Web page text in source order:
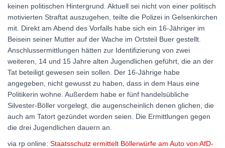
keinen politischen Hintergrund. Aktuell sei nicht von einer politisch
motivierten Straftat auszugehen, teilte die Polizei in Gelsenkirchen
mit. Direkt am Abend des Vorfalls habe sich ein 16-Jähriger im
Beisein seiner Mutter auf der Wache im Ortsteil Buer gestellt.
Anschlussermittlungen hätten zur Identifizierung von zwei
weiteren, 14 und 15 Jahre alten Jugendlichen geführt, die an der
Tat beteiligt gewesen sein sollen. Der 16-Jährige habe
angegeben, nicht gewusst zu haben, dass in dem Haus eine
Politikerin wohne. Außerdem habe er fünf handelsübliche
Silvester-Böller vorgelegt, die augenscheinlich denen glichen, die
auch am Tatort gezündet worden seien. Die Ermittlungen gegen
die drei Jugendlichen dauern an.
via rp online: Staatsschutz ermittelt Böllerwürfe am Auto von AfD-